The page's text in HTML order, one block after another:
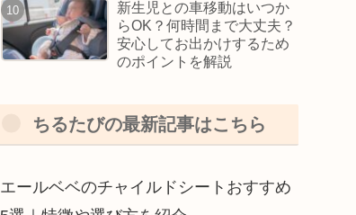
新生児との車移動はいつか
らOK？何時間まで大丈夫？
安心してお出かけするため
のポイントを解説
ちるたびの最新記事はこちら
エールベベのチャイルドシートおすすめ